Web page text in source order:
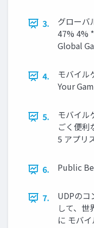
3.
グローバ
47% 4%
Global
4.
モバイル
Your
5.
モバイル
ごく便利
5 アプリ
6. Public
7.
UDPの
して、世
に モバ